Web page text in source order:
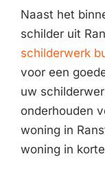
Naast het
schilder uit
schilderwerk
voor een
uw
onderhouden
woning in
woning in